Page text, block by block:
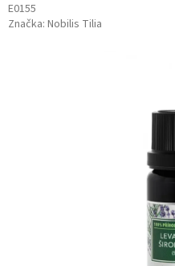
E0155
Značka: Nobilis Tilia